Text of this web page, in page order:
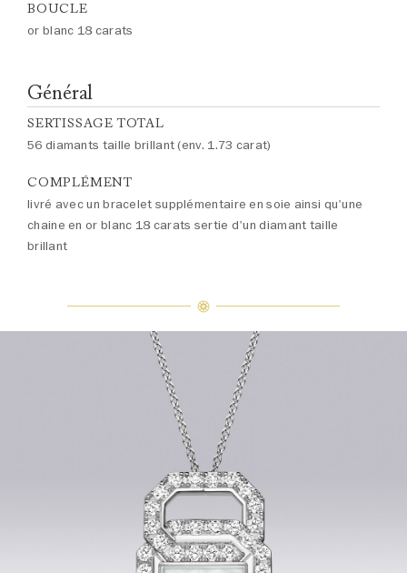
BOUCLE
or blanc 18 carats
Général
SERTISSAGE TOTAL
56 diamants taille brillant (env. 1.73 carat)
COMPLÉMENT
livré avec un bracelet supplémentaire en soie ainsi qu'une
chaine en or blanc 18 carats sertie d'un diamant taille
brillant